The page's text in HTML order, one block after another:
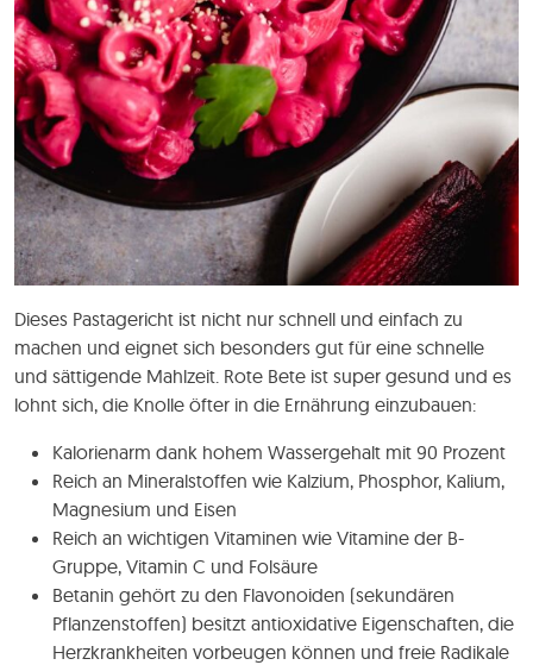
Dieses Pastagericht ist nicht nur schnell und einfach zu
machen und eignet sich besonders gut für eine schnelle
und sättigende Mahlzeit. Rote Bete ist super gesund und es
lohnt sich, die Knolle öfter in die Ernährung einzubauen:
Kalorienarm dank hohem Wassergehalt mit 90 Prozent
Reich an Mineralstoffen wie Kalzium, Phosphor, Kalium,
Magnesium und Eisen
Reich an wichtigen Vitaminen wie Vitamine der B-
Gruppe, Vitamin C und Folsäure
Betanin gehört zu den Flavonoiden (sekundären
Pflanzenstoffen) besitzt antioxidative Eigenschaften, die
Herzkrankheiten vorbeugen können und freie Radikale